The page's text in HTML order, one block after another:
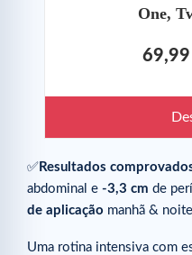
One,
✅ Resultados
abdominal e -3,3 cm de
de aplicação manhã &
Uma rotina intensiva com